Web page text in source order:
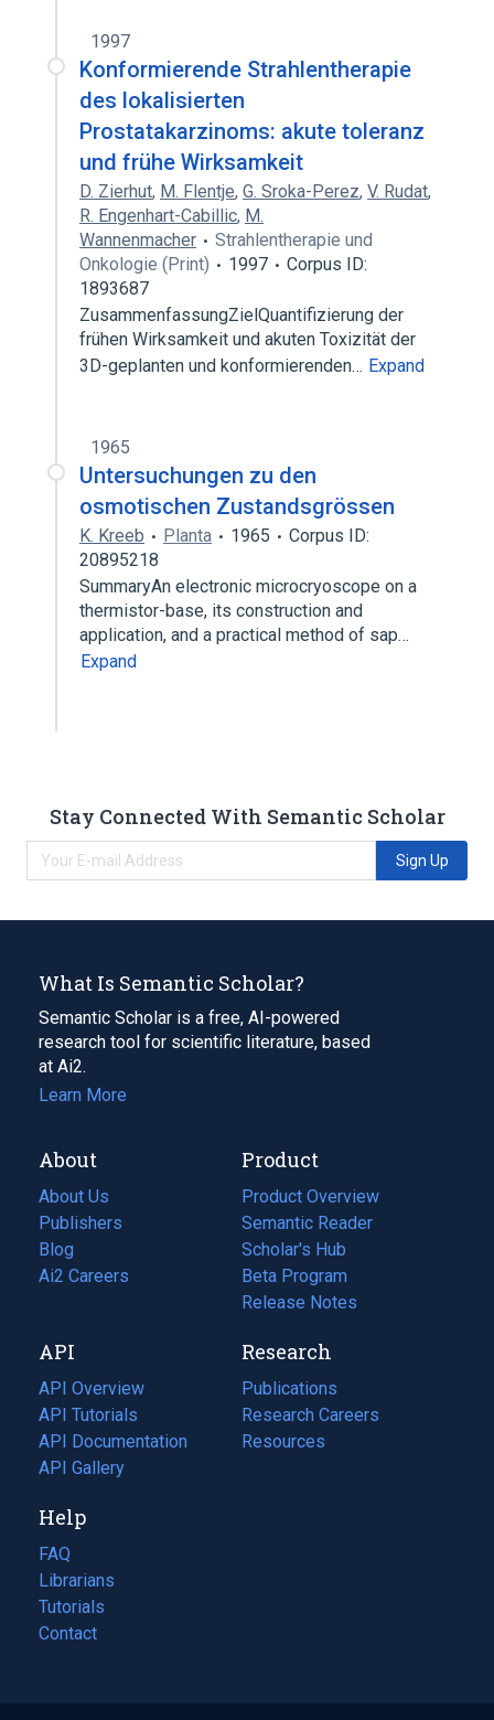
1997
Konformierende Strahlentherapie
des lokalisierten
Prostatakarzinoms: akute toleranz
und frühe Wirksamkeit
D. Zierhut, M. Flentje, G. Sroka-Perez, V. Rudat,
R. Engenhart-Cabillic, M.
Wannenmacher
Strahlentherapie und
Onkologie (Print)
1997
Corpus ID:
1893687
ZusammenfassungZielQuantifizierung der
frühen Wirksamkeit und akuten Toxizität der
3D-geplanten und konformierenden… Expand
1965
Untersuchungen zu den
osmotischen Zustandsgrössen
K. Kreeb Planta 1965
Corpus ID:
20895218
SummaryAn electronic microcryoscope on a
thermistor-base, its construction and
application, and a practical method of sap…
Expand
Stay Connected With Semantic Scholar
Sign Up
What Is Semantic Scholar?
Semantic Scholar is a free, AI-powered
research tool for scientific literature, based
at Ai2.
Learn More
About
About Us
Publishers
Blog
(opens
in
tab)
Ai2 Careers
(opens
new
tab)
Product
Product Overview
Semantic Reader
Scholar's Hub
Beta Program
Release Notes
API
API Overview
API Tutorials
API Documentation
(opens
in
new
tab)
API Gallery
Research
Publications
(opens
in
a
Research Careers
(opens
in
Resources
(opens
Help
FAQ
Librarians
Tutorials
Contact